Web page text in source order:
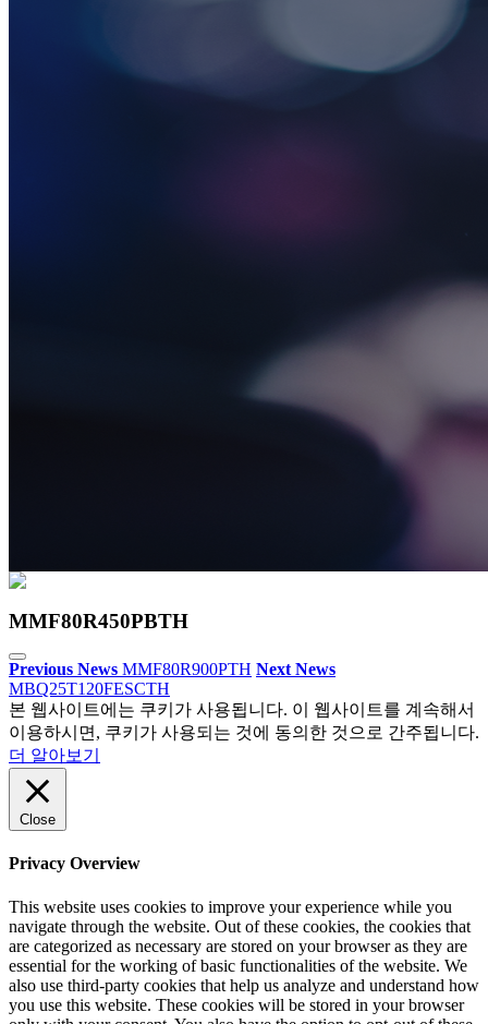
MMF80R450PBTH
Previous News MMF80R900PTH Next News
MBQ25T120FESCTH
본 웹사이트에는 쿠키가 사용됩니다. 이 웹사이트를 계속해서
이용하시면, 쿠키가 사용되는 것에 동의한 것으로 간주됩니다.
더 알아보기
Close
Privacy Overview
This website uses cookies to improve your experience while you
navigate through the website. Out of these cookies, the cookies that
are categorized as necessary are stored on your browser as they are
essential for the working of basic functionalities of the website. We
also use third-party cookies that help us analyze and understand how
you use this website. These cookies will be stored in your browser